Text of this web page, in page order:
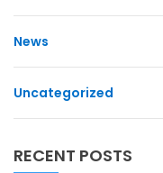
News
Uncategorized
RECENT POSTS